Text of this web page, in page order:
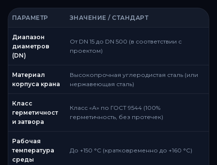
ПАРАМЕТР ЗНАЧЕНИЕ / СТАНДАРТ
Диапазон
диаметров
(DN)
От DN 15 до DN 500 (в соответствии с
проектом)
Материал
корпуса крана
Высокопрочная углеродистая сталь (или
нержавеющая сталь)
Класс
герметичност
и затвора
Класс «А» по ГОСТ 9544 (100%
герметичность, без протечек)
Рабочая
температура
среды
До +150 °C (кратковременно до +160 °C)